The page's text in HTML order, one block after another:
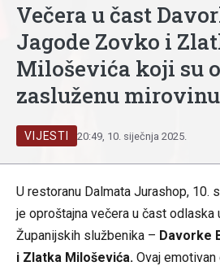
Večera u čast
Jagode Zovko i
Miloševića koji su
zasluženu mirovinu
VIJESTI 20:49, 10. siječnja 2025.
U restoranu Dalmata Jurashop, 10.
je oproštajna večera u čast odlaska
Županijskih službenika – Davorke
i Zlatka Miloševića. Ovaj